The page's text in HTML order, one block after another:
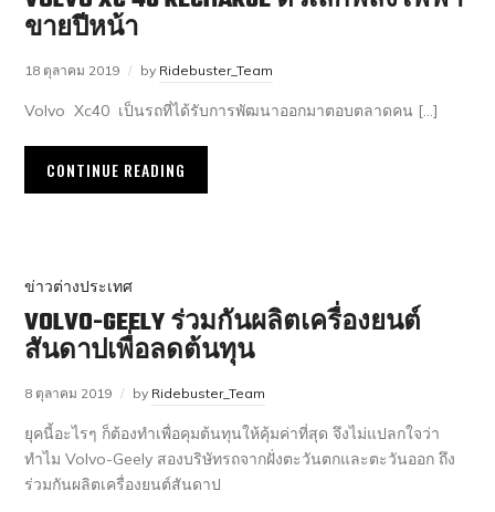
ขายปีหน้า
18 ตุลาคม 2019 by Ridebuster_Team
Volvo Xc40 เป็นรถที่ได้รับการพัฒนาออกมาตอบตลาดคน […]
CONTINUE READING
ข่าวต่างประเทศ
VOLVO-GEELY ร่วมกันผลิตเครื่องยนต์
สันดาปเพื่อลดต้นทุน
8 ตุลาคม 2019 by Ridebuster_Team
ยุคนี้อะไรๆ ก็ต้องทำเพื่อคุมต้นทุนให้คุ้มค่าที่สุด จึงไม่แปลกใจว่า
ทำไม Volvo-Geely สองบริษัทรถจากฝั่งตะวันตกและตะวันออก ถึง
ร่วมกันผลิตเครื่องยนต์สันดาป